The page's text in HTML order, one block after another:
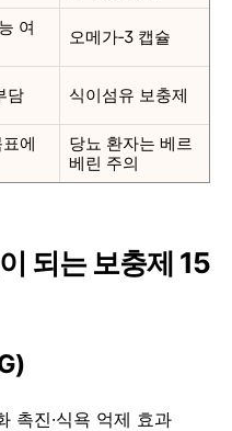
여
오메가‑3 캡슐
담 식이섬유 보충제
에
당뇨 환자는 베르
베린 주의
되는 보충제 15
촉진·식욕 억제 효과